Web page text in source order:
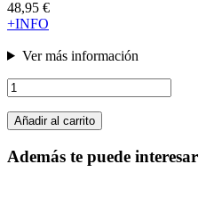
48,95 €
+INFO
Ver más información
Añadir al carrito
Además te puede interesar